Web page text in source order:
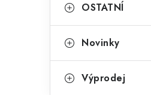
OSTATNÍ
Novinky
Výprodej